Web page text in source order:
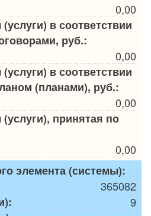
0,00
в соответствии
руб.:
0,00
в соответствии
(планами), руб.:
0,00
принятая по
0,00
элемента (системы):
365082
9